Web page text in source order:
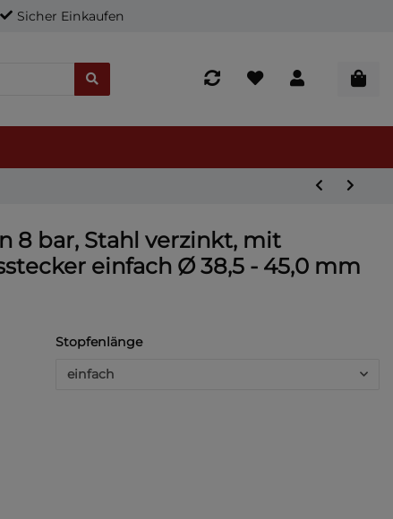
Sicher Einkaufen
8 bar, Stahl verzinkt, mit
einfach Ø 38,5 - 45,0 mm
Stopfenlänge
einfach